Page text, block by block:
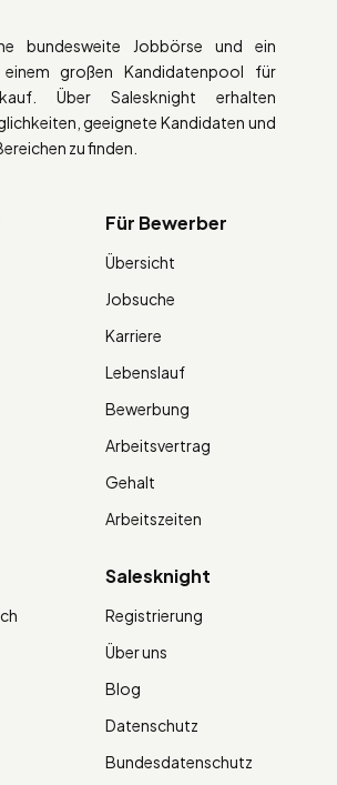
bundesweite Jobbörse und ein
großen Kandidatenpool für
Über Salesknight erhalten
geeignete Kandidaten und
zu finden.
Für Bewerber
Übersicht
Jobsuche
Karriere
Lebenslauf
Bewerbung
Arbeitsvertrag
Gehalt
Arbeitszeiten
Salesknight
Registrierung
Über uns
Blog
Datenschutz
Bundesdatenschutz